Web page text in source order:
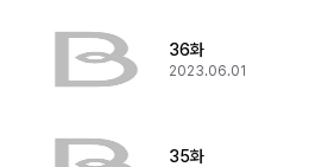
36화
2023.06.01
35화